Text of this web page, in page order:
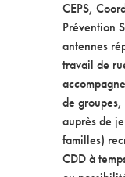
CEPS,
Prévention
antennes
travail de
de
auprès de
familles)
CDD à